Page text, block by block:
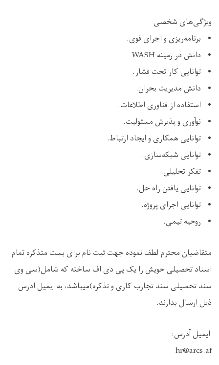
ویژگی‌های شخصی
• برنامه‌ریزی و اجرای قوی.
• دانش در زمینه WASH
• توانایی کار تحت فشار.
• دانش مدیریت بحران.
• استفاده از فناوری اطلاعات.
• نوآوری و پذیرش مسئولیت.
• توانایی همکاری و ایجاد ارتباط.
• توانایی شبکه‌سازی.
• تفکر تحلیلی.
• توانایی یافتن راه حل.
• توانایی اجرای پروژه.
• روحیه تیمی.
متقاضیان محترم لطف نموده جهت ثبت نام برای بست متذکره تمام
اسناد تحصیلی خویش را یک پی دی اف ساخته که شامل(سی وی
سند تحصیلی سند تجارب کاری و تذکره)میباشد، به ایمیل ادرس
ذیل ارسال بدارند.
ایمیل آدرس:
hr@arcs.af